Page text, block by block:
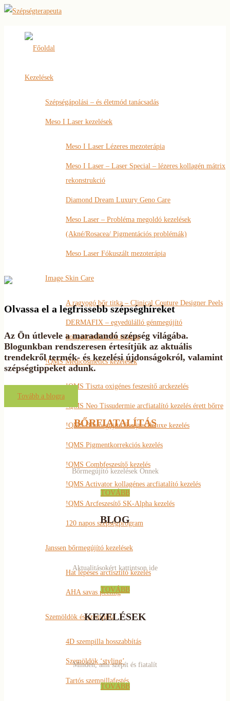
Főoldal
Kezelések
Szépségápolási – és életmód tanácsadás
Meso I Laser kezelések
Meso I Laser Lézeres mezoterápia
Meso I Laser – Laser Special – lézeres kollagén mátrix
rekonstrukció
Diamond Dream Luxury Geno Care
Meso Laser – Probléma megoldó kezelések
(Akné/Rosacea/ Pigmentációs problémák)
Meso Laser Fókuszált mezoterápia
Image Skin Care
A ragyogó bőr titka – Clinical Couture Designer Peels
DERMAFIX – egyedülálló génmegújító
kollagénindukciós terápia
!QMS Medicosmetics kezelések
!QMS Tiszta oxigénes feszesítő arckezelés
!QMS Neo Tissudermie arcfiatalító kezelés érett bőrre
!QMS Bőrmegújító őssejtes deluxe kezelés
!QMS Pigmentkorrekciós kezelés
!QMS Combfeszesítő kezelés
!QMS Activator kollagénes arcfiatalító kezelés
!QMS Arcfeszesítő SK-Alpha kezelés
120 napos szépségprogram
Janssen bőrmegújító kezelések
Hat lépéses arctisztító kezelés
AHA savas peeling
Szemöldök és szempilla
4D szempilla hosszabbítás
Szemöldök ‘styling’
Tartós szempillafestés
Olvassa el a legfrissebb szépséghíreket
Az Ön útlevele a maradandó szépség világába.
Blogunkban rendszeresen értesítjük az aktuális
trendekről termék- és kezelési újdonságokról, valamint
szépségtippeket adunk.
Tovább a blogra
BŐRFIATALÍTÁS
Bőrmegújító kezelések Önnek
TOVÁBB
BLOG
Aktualitásokért kattintson ide
TOVÁBB
KEZELÉSEK
Minden, ami szépít és fiatalít
TOVÁBB